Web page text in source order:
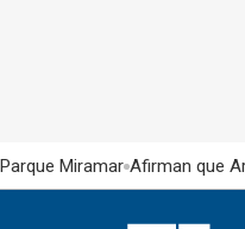
Miramar Afirman que